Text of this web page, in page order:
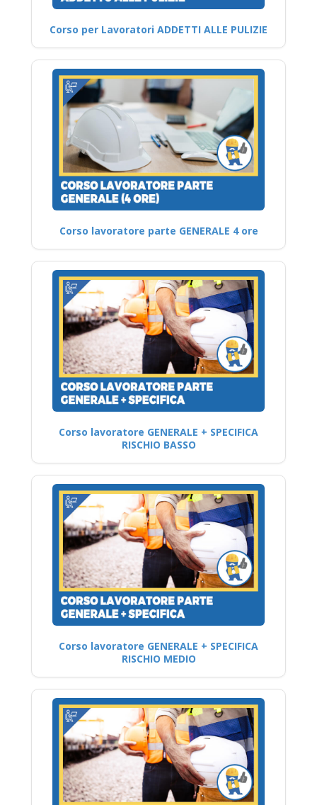
Corso per Lavoratori ADDETTI ALLE PULIZIE
Corso lavoratore parte GENERALE 4 ore
Corso lavoratore GENERALE + SPECIFICA
RISCHIO BASSO
Corso lavoratore GENERALE + SPECIFICA
RISCHIO MEDIO